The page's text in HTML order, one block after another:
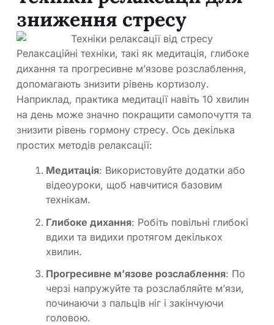
зниження стресу
Релаксаційні техніки, такі як медитація, глибоке
дихання та прогресивне м’язове розслаблення,
допомагають знизити рівень кортизолу.
Наприклад, практика медитації навіть 10 хвилин
на день може значно покращити самопочуття та
знизити рівень гормону стресу. Ось декілька
простих методів релаксації:
Медитація: Використовуйте додатки або
відеоуроки, щоб навчитися базовим
технікам.
Глибоке дихання: Робіть повільні глибокі
вдихи та видихи протягом декількох
хвилин.
Прогресивне м’язове розслаблення: По
черзі напружуйте та розслабляйте м’язи,
починаючи з пальців ніг і закінчуючи
головою.